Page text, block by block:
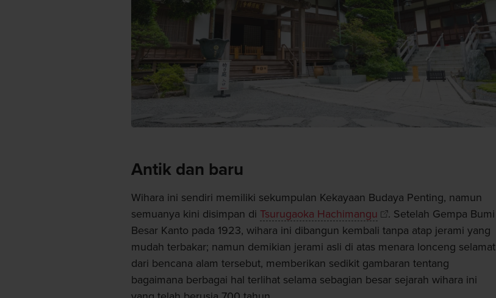
Antik dan baru
Wihara ini sendiri memiliki sekumpulan Kekayaan Budaya Penting, namun
semuanya kini disimpan di Tsurugaoka Hachimangu
. Setelah Gempa Bumi
Besar Kanto pada 1923, wihara ini dibangun kembali tanpa atap jerami yang
mudah terbakar; namun demikian jerami asli di atas menara lonceng selamat
dari bencana alam tersebut, memberikan sedikit gambaran tentang
bagaimana berbagai hal terlihat selama sebagian besar sejarah wihara ini